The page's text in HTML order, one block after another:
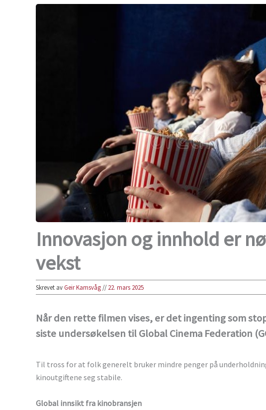
Innovasjon og innhold er
vekst
Skrevet avGeir Kamsvåg //22. mars 2025
Når den rette filmen vises, er det ingenting som
siste undersøkelsen til Global Cinema Federation
Til tross for at folk generelt bruker mindre penger på
kinoutgiftene seg stabile.
Global innsikt fra kinobransjen